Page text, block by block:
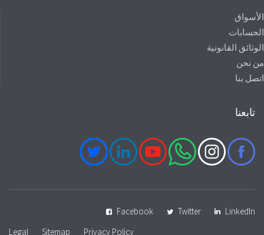
الأسواق
الحسابات
الوثائق القانونية
من نحن
اتصل بنا
تابعنا
Facebook Twitter
LinkedIn
Legal
Sitemap Privacy Policy